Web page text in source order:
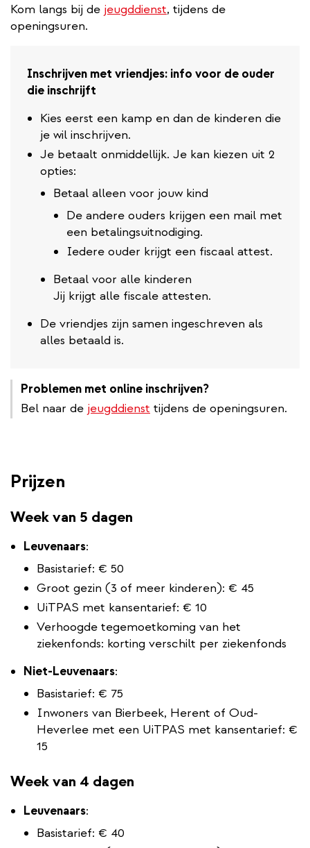
Kom langs bij de jeugddienst, tijdens de
openingsuren.
Inschrijven met vriendjes: info voor de ouder
die inschrijft
Kies eerst een kamp en dan de kinderen die
je wil inschrijven.
Je betaalt onmiddellijk. Je kan kiezen uit 2
opties:
Betaal alleen voor jouw kind
De andere ouders krijgen een mail met
een betalingsuitnodiging.
Iedere ouder krijgt een fiscaal attest.
Betaal voor alle kinderen
Jij krijgt alle fiscale attesten.
De vriendjes zijn samen ingeschreven als
alles betaald is.
Problemen met online inschrijven?
Bel naar de jeugddienst tijdens de openingsuren.
Prijzen
Week van 5 dagen
Leuvenaars:
Basistarief: € 50
Groot gezin (3 of meer kinderen): € 45
UiTPAS met kansentarief: € 10
Verhoogde tegemoetkoming van het
ziekenfonds: korting verschilt per ziekenfonds
Niet-Leuvenaars:
Basistarief: € 75
Inwoners van Bierbeek, Herent of Oud-
Heverlee met een UiTPAS met kansentarief: €
15
Week van 4 dagen
Leuvenaars:
Basistarief: € 40